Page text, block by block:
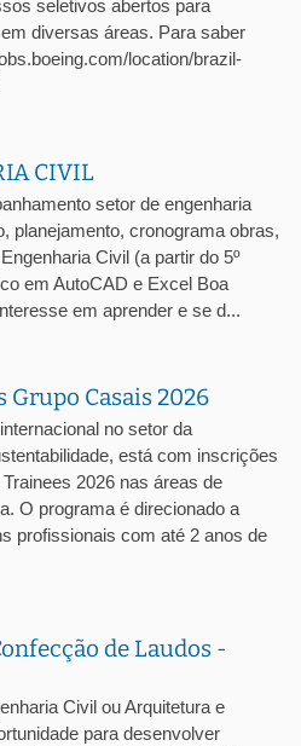
seletivos abertos para
diversas áreas. Para saber
location/brazil-
CIVIL
setor de engenharia
planejamento, cronograma obras,
Civil (a partir do 5º
em AutoCAD e Excel Boa
em aprender e se d...
Grupo Casais 2026
no setor da
está com inscrições
2026 nas áreas de
O programa é direcionado a
profissionais com até 2 anos de
de Laudos -
Civil ou Arquitetura e
para desenvolver